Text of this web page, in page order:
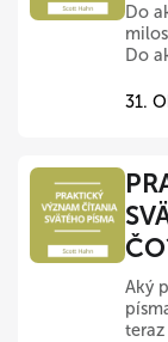
Do
Do
31.
Aký